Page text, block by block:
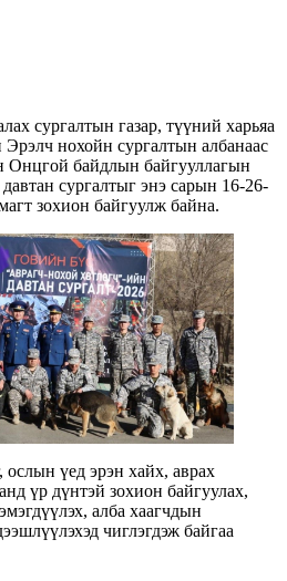
сургалтын газар, түүний харьяа
нохойн сургалтын албанаас
Онцгой байдлын байгууллагын
сургалтыг энэ сарын 16-26-
зохион байгуулж байна.
үед эрэн хайх, аврах
үр дүнтэй зохион байгуулах,
алба хаагчдын
чиглэгдэж байгаа